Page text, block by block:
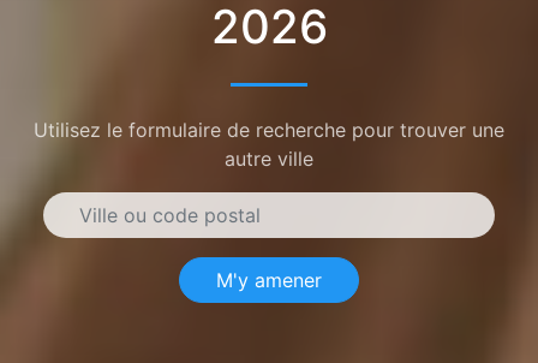
2026
Utilisez le formulaire de recherche pour trouver une
autre ville
M'y amener